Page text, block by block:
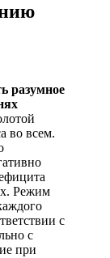
разумное
во всем.
Режим
с
с
при